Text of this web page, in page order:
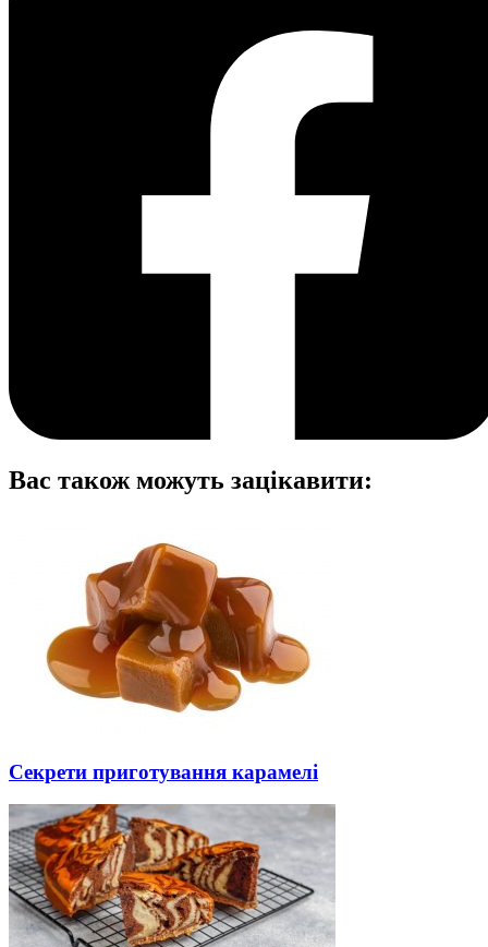
Вас також можуть зацікавити:
Секрети приготування карамелі